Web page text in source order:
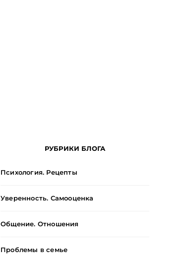
РУБРИКИ БЛОГА
Психология. Рецепты
Уверенность. Самооценка
Общение. Отношения
Проблемы в семье